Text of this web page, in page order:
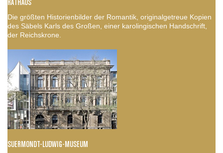
RATHAUS
Die größten Historienbilder der Romantik, originalgetreue Kopien
des Säbels Karls des Großen, einer karolingischen Handschrift,
der Reichskrone.
SUERMONDT-LUDWIG-MUSEUM